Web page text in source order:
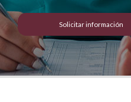
Solicitar información